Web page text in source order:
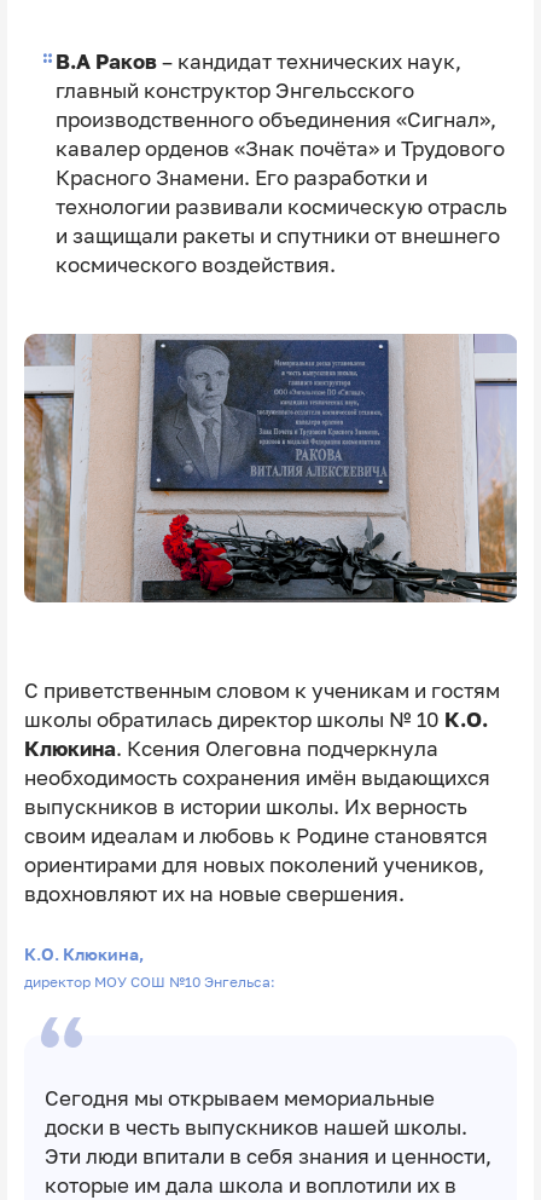
В.А Раков – кандидат технических наук,
главный конструктор Энгельсского
производственного объединения «Сигнал»,
кавалер орденов «Знак почёта» и Трудового
Красного Знамени. Его разработки и
технологии развивали космическую отрасль
и защищали ракеты и спутники от внешнего
космического воздействия.
С приветственным словом к ученикам и гостям
школы обратилась директор школы № 10 К.О.
Клюкина. Ксения Олеговна подчеркнула
необходимость сохранения имён выдающихся
выпускников в истории школы. Их верность
своим идеалам и любовь к Родине становятся
ориентирами для новых поколений учеников,
вдохновляют их на новые свершения.
К.О. Клюкина,
директор МОУ СОШ №10 Энгельса:
Сегодня мы открываем мемориальные
доски в честь выпускников нашей школы.
Эти люди впитали в себя знания и ценности,
которые им дала школа и воплотили их в